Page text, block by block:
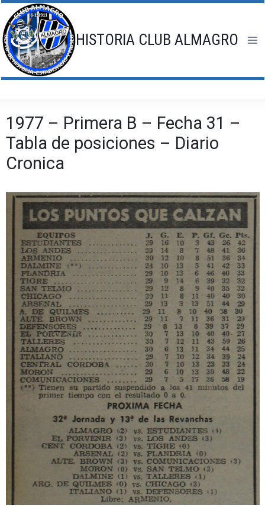
Saltar
al
contenido
HISTORIA CLUB ALMAGRO
1977 – Primera B – Fecha 31 –
Tabla de posiciones – Diario
Cronica